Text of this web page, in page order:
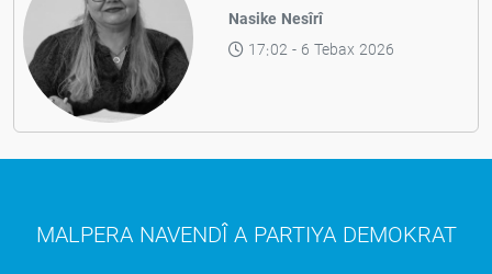
aramiyê ve diçe yan jî ber bi
Nasike Nesîrî
17:02 - 6 Tebax 2026
MALPERA NAVENDÎ A PARTIYA DEMOKRAT